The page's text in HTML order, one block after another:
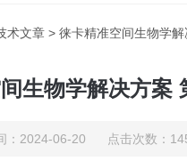
术文章 > 徕卡精准空间生物学解决
生物学解决方案
：2024-06-20 点击次数：